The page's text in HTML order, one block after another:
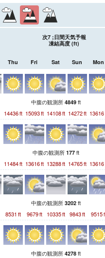
次7 ;日間天気予報
凍結高度 (ft)
Thu Fri Sat Sun Mon
中腹の観測所 4849 ft
14436ft 15093ft 14108ft 14272ft 13616
中腹の観測所 177 ft
11484ft 13616ft 13288ft 14765ft 13616
中腹の観測所 3202 ft
8531 ft 9679ft 10335ft 9843ft 9515
中腹の観測所 4278 ft